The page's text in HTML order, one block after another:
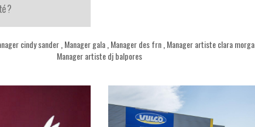
?
cindy sander Manager gala Manager des frn Manager artiste clara
Manager artiste dj balpores